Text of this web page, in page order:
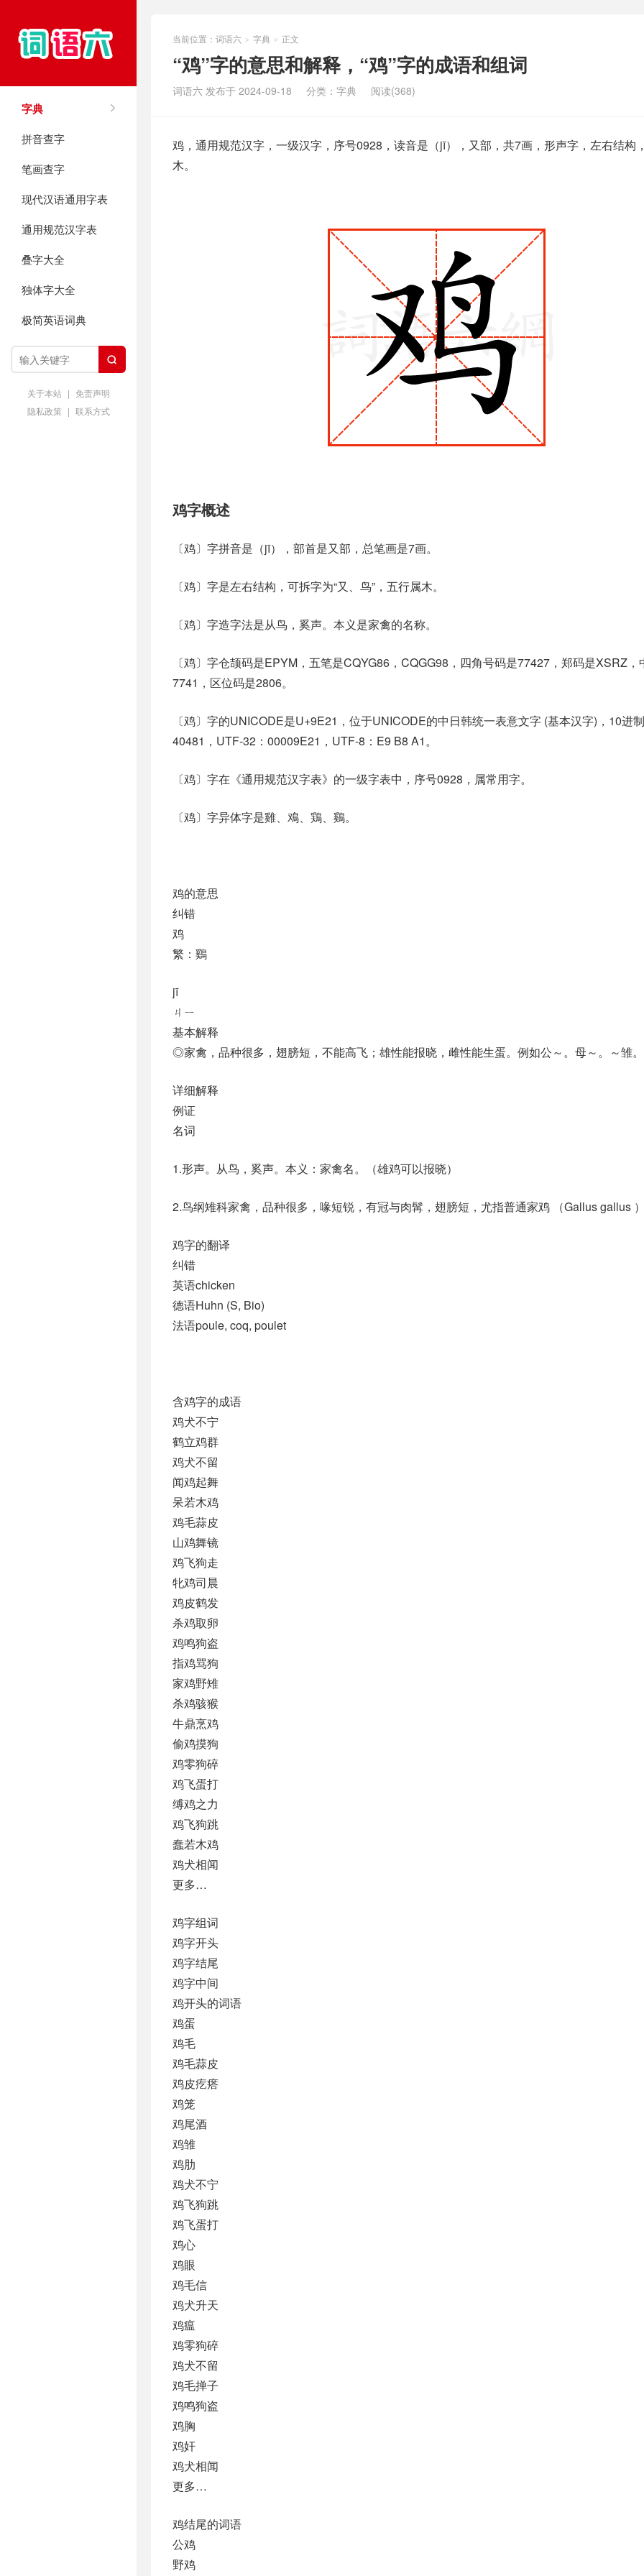
字典
拼音查字
笔画查字
现代汉语通用字表
通用规范汉字表
叠字大全
独体字大全
极简英语词典

关于本站 | 免责声明
隐私政策 | 联系方式
当前位置： 词语六 > 字典 > 正文
“鸡”字的意思和解释，“鸡”字的成语和组词
词语六 发布于 2024-09-18 分类： 字典 阅读(368)
鸡，通用规范汉字，一级汉字，序号0928，读音是（jī），又部，共7画，形声字，左右结构
木。
鸡字概述
〔鸡〕字拼音是（jī），部首是又部，总笔画是7画。
〔鸡〕字是左右结构，可拆字为“又、鸟”，五行属木。
〔鸡〕字造字法是从鸟，奚声。本义是家禽的名称。
〔鸡〕字仓颉码是EPYM，五笔是CQYG86，CQGG98，四角号码是77427，郑码是XSRZ，
7741，区位码是2806。
〔鸡〕字的UNICODE是U+9E21，位于UNICODE的中日韩统一表意文字 (基本汉字)，10进制
40481，UTF-32：00009E21，UTF-8：E9 B8 A1。
〔鸡〕字在《通用规范汉字表》的一级字表中，序号0928，属常用字。
〔鸡〕字异体字是雞、鳮、鶏、鷄。
鸡的意思
纠错
鸡
繁：鷄
jī
ㄐㄧ
基本解释
◎家禽，品种很多，翅膀短，不能高飞；雄性能报晓，雌性能生蛋。例如公～。母～。～雏。
详细解释
例证
名词
1.形声。从鸟，奚声。本义：家禽名。（雄鸡可以报晓）
2.鸟纲雉科家禽，品种很多，喙短锐，有冠与肉髯，翅膀短，尤指普通家鸡 （Gallus gallus ）
鸡字的翻译
纠错
英语chicken
德语Huhn (S, Bio)
法语poule, coq, poulet
含鸡字的成语
鸡犬不宁
鹤立鸡群
鸡犬不留
闻鸡起舞
呆若木鸡
鸡毛蒜皮
山鸡舞镜
鸡飞狗走
牝鸡司晨
鸡皮鹤发
杀鸡取卵
鸡鸣狗盗
指鸡骂狗
家鸡野雉
杀鸡骇猴
牛鼎烹鸡
偷鸡摸狗
鸡零狗碎
鸡飞蛋打
缚鸡之力
鸡飞狗跳
蠢若木鸡
鸡犬相闻
更多…
鸡字组词
鸡字开头
鸡字结尾
鸡字中间
鸡开头的词语
鸡蛋
鸡毛
鸡毛蒜皮
鸡皮疙瘩
鸡笼
鸡尾酒
鸡雏
鸡肋
鸡犬不宁
鸡飞狗跳
鸡飞蛋打
鸡心
鸡眼
鸡毛信
鸡犬升天
鸡瘟
鸡零狗碎
鸡犬不留
鸡毛掸子
鸡鸣狗盗
鸡胸
鸡奸
鸡犬相闻
更多…
鸡结尾的词语
公鸡
野鸡